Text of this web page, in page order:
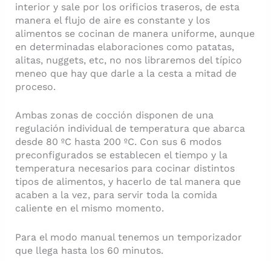
interior y sale por los orificios traseros, de esta
manera el flujo de aire es constante y los
alimentos se cocinan de manera uniforme, aunque
en determinadas elaboraciones como patatas,
alitas, nuggets, etc, no nos libraremos del típico
meneo que hay que darle a la cesta a mitad de
proceso.
Ambas zonas de cocción disponen de una
regulación individual de temperatura que abarca
desde 80 ºC hasta 200 ºC. Con sus 6 modos
preconfigurados se establecen el tiempo y la
temperatura necesarios para cocinar distintos
tipos de alimentos, y hacerlo de tal manera que
acaben a la vez, para servir toda la comida
caliente en el mismo momento.
Para el modo manual tenemos un temporizador
que llega hasta los 60 minutos.